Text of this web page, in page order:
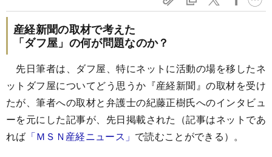
産経新聞の取材で考えた
「ダフ屋」の何が問題なのか？
先日筆者は、ダフ屋、特にネットに活動の場を移したネ
ットダフ屋についてどう思うか『産経新聞』の取材を受け
たが、筆者への取材と弁護士の紀藤正樹氏へのインタビュ
ーを元にした記事が、先日掲載された（記事はネットであ
れば 「ＭＳＮ産経ニュース」 で読むことができる）。